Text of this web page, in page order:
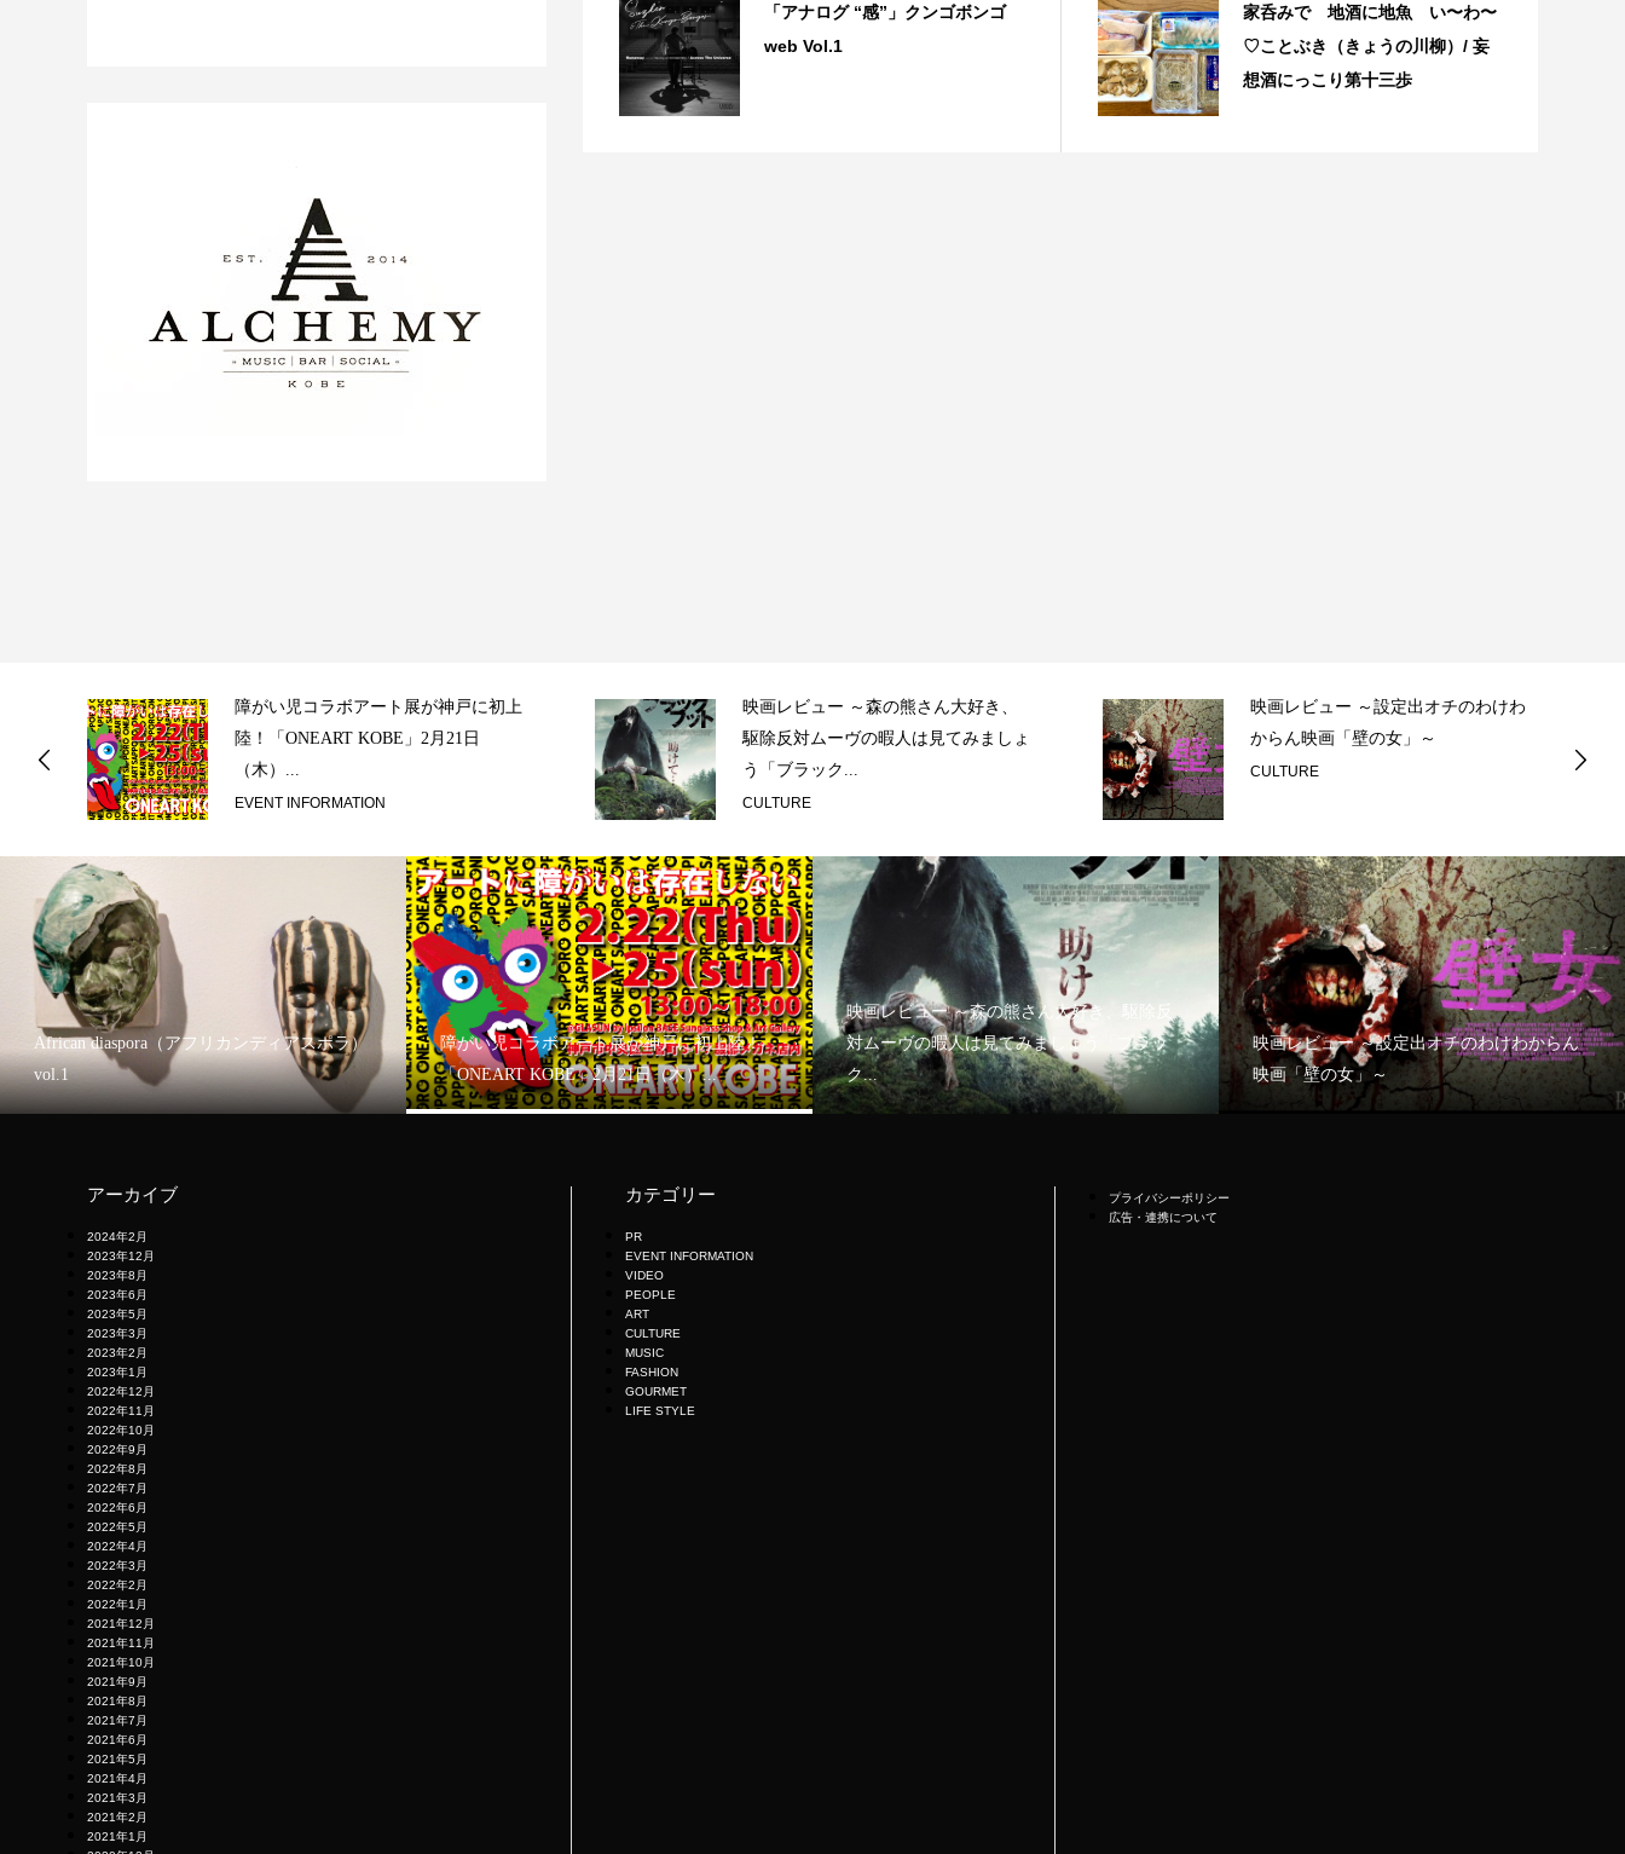
「アナログ “感”」クンゴボンゴ
web Vol.1
家呑みで 地酒に地魚 い〜わ〜
♡ことぶき（きょうの川柳）/ 妄
想酒にっこり第十三歩
障がい児コラボアート展が神戸に初上
陸！「ONEART KOBE」2月21日
（木）...
EVENT INFORMATION
映画レビュー ～森の熊さん大好き、
駆除反対ムーヴの暇人は見てみましょ
う「ブラック...
CULTURE
映画レビュー ～設定出オチのわけわ
からん映画「壁の女」～
CULTURE
African diaspora（アフリカンディアスポラ）
vol.1
障がい児コラボアート展が神戸に初上陸！
「ONEART KOBE」2月21日（木）...
映画レビュー ～森の熊さん大好き、駆除反
対ムーヴの暇人は見てみましょう「ブラッ
ク...
映画レビュー ～設定出オチのわけわからん
映画「壁の女」～
アーカイブ
2024年2月
2023年12月
2023年8月
2023年6月
2023年5月
2023年3月
2023年2月
2023年1月
2022年12月
2022年11月
2022年10月
2022年9月
2022年8月
2022年7月
2022年6月
2022年5月
2022年4月
2022年3月
2022年2月
2022年1月
2021年12月
2021年11月
2021年10月
2021年9月
2021年8月
2021年7月
2021年6月
2021年5月
2021年4月
2021年3月
2021年2月
2021年1月
カテゴリー
PR
EVENT INFORMATION
VIDEO
PEOPLE
ART
CULTURE
MUSIC
FASHION
GOURMET
LIFE STYLE
プライバシーポリシー
広告・連携について